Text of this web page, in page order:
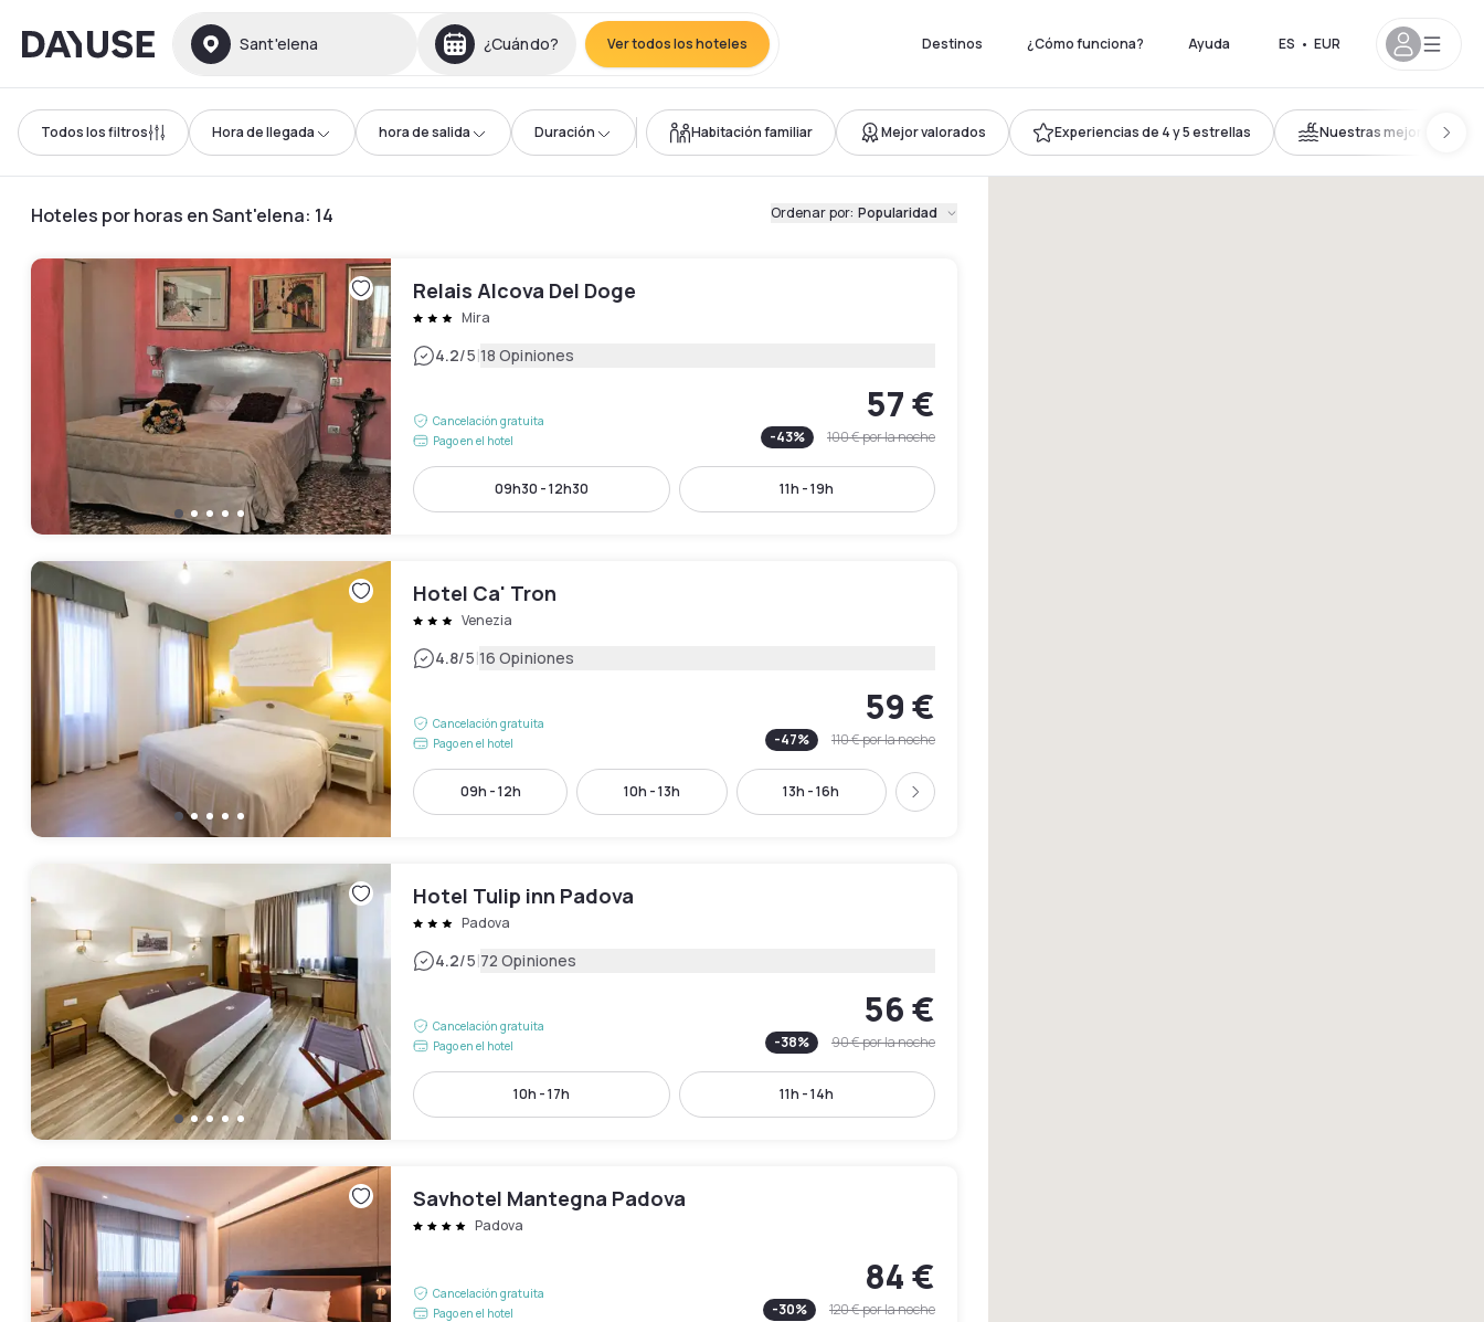
Dayuse Sant'elena ¿Cuándo? Ver todos los hoteles Destinos ¿Cómo funciona? Ayuda ES • EUR
Todos los filtros Hora de llegada hora de salida Duración Habitación familiar Mejor valorados Experiencias de 4 y 5 estrellas Nuestras mejores
Hoteles por horas en Sant'elena: 14 Ordenar por: Popularidad
Relais Alcova Del Doge
Mira
4.2/5|18 Opiniones
Cancelación gratuita
Pago en el hotel
57 €
-43% 100 €por la noche
09h30 - 12h30 11h - 19h
Hotel Ca' Tron
Venezia
4.8/5|16 Opiniones
Cancelación gratuita
Pago en el hotel
59 €
-47% 110 €por la noche
09h - 12h 10h - 13h 13h - 16h Siguiente
Hotel Tulip inn Padova
Padova
4.2/5|72 Opiniones
Cancelación gratuita
Pago en el hotel
56 €
-38% 90 €por la noche
10h - 17h 11h - 14h
Savhotel Mantegna Padova
Padova
Cancelación gratuita
Pago en el hotel
84 €
-30% 120 €por la noche